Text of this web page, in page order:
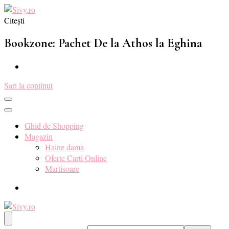
Sivy.ro ❤️
Sivy.ro este un sursa de inspiratie si un ghid de cumparare online
pentru tine. ❤️
Citești
Bookzone: Pachet De la Athos la Eghina
Sari la conținut
Ghid de Shopping
Magazin
Haine dama
Oferte Carti Online
Martisoare
Sivy.ro ❤️
Sivy.ro este un sursa de inspiratie si un ghid de cumparare online